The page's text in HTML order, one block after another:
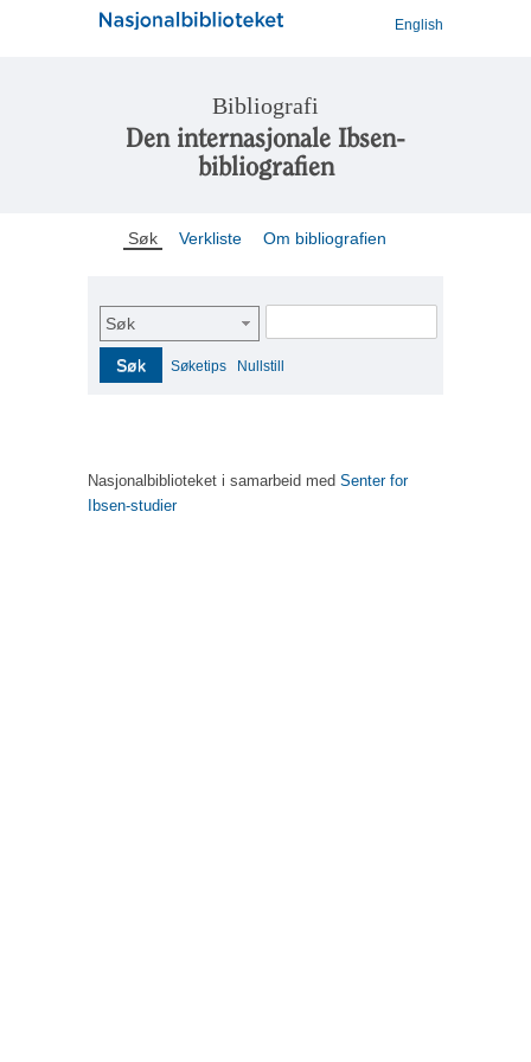
English
Bibliografi
Den internasjonale Ibsen-
bibliografien
Søk Verkliste Om bibliografien
Søk
Søk Søketips Nullstill
Nasjonalbiblioteket i samarbeid med Senter for
Ibsen-studier